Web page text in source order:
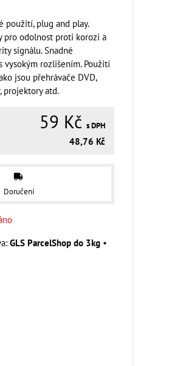
použití, plug and play.
pro odolnost proti korozi a
signálu. Snadné
vysokým rozlišením. Použití
jsou přehrávače DVD,
projektory atd.
59 Kč s DPH
48,76 Kč
Doručení
GLS ParcelShop do 3kg •